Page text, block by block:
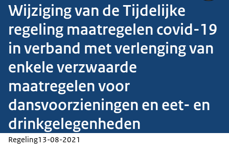
Wijziging van de Tijdelijke
regeling maatregelen covid-19
in verband met verlenging van
enkele verzwaarde
maatregelen voor
dansvoorzieningen en eet- en
drinkgelegenheden
Regeling13-08-2021